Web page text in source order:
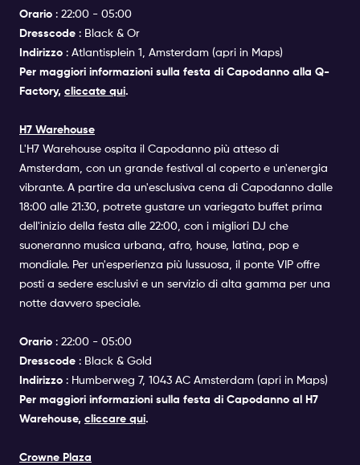
Orario : 22:00 - 05:00
Dresscode : Black & Or
Indirizzo : Atlantisplein 1, Amsterdam (apri in Maps)
Per maggiori informazioni sulla festa di Capodanno alla Q-
Factory, cliccate qui.
H7 Warehouse
L'H7 Warehouse ospita il Capodanno più atteso di
Amsterdam, con un grande festival al coperto e un'energia
vibrante. A partire da un'esclusiva cena di Capodanno dalle
18:00 alle 21:30, potrete gustare un variegato buffet prima
dell'inizio della festa alle 22:00, con i migliori DJ che
suoneranno musica urbana, afro, house, latina, pop e
mondiale. Per un'esperienza più lussuosa, il ponte VIP offre
posti a sedere esclusivi e un servizio di alta gamma per una
notte davvero speciale.
Orario : 22:00 - 05:00
Dresscode : Black & Gold
Indirizzo : Humberweg 7, 1043 AC Amsterdam (apri in Maps)
Per maggiori informazioni sulla festa di Capodanno al H7
Warehouse, cliccare qui.
Crowne Plaza